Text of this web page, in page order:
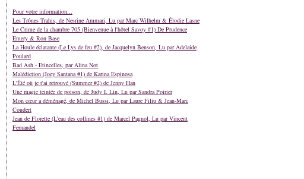
Pour votre information...
Les Trônes Trahis, de Nesrine Ammari, Lu par Marc Wilhelm & Élodie Lasne
Le Crime de la chambre 705 (Bienvenue à l'hôtel Savoy #1) De Prudence
Emery & Ron Base
La Houle éclatante (Le Lys de feu #2), de Jacquelyn Benson, Lu par Adelaide
Poulard
Bad Ash - Etincelles, par Alina Not
Malédiction (Joey Santana #1) de Karina Espinosa
L'Été où je t'ai retrouvé (Summer #2) de Jenny Han
Une magie teintée de poison, de Judy I. Lin, Lu par Sandra Poirier
Mon cœur a déménagé, de Michel Bussi, Lu par Laure Filiu & Jean-Marc
Coudert
Jean de Florette (L'eau des collines #1) de Marcel Pagnol, Lu par Vincent
Fernandel